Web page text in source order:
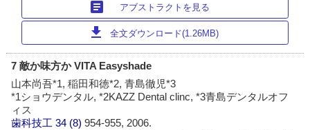
article アブストラクトを見る
download 全文ダウンロード(1.26MB)
7 敵か味方か VITA Easyshade
山本尚吾*1, 稲田和徳*2, 青島徹児*3
*1ショウデンタル, *2KAZZ Dental clinc, *3青島デンタルオフ
ィス
歯科技工 34 (8)954-955, 2006.